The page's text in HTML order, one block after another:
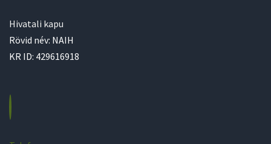
Hivatali kapu
Rövid név: NAIH
KR ID: 429616918